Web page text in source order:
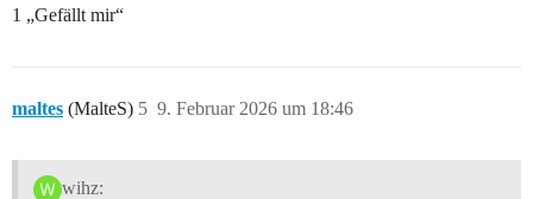
1 „Gefällt mir“
maltes (MalteS) 9. Februar 2026 um 18:46
5
wihz: